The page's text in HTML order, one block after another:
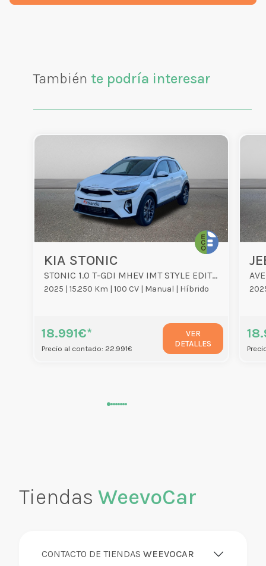
También te podría interesar
KIA STONIC
STONIC 1.0 T-GDI MHEV IMT STYLE EDITION 5P
2025 | 15.250 Km | 100 CV | Manual | Híbrido
18.991€*
Precio al contado: 22.991€
VER
DETALLES
Tiendas WeevoCar
CONTACTO DE TIENDASWEEVOCAR